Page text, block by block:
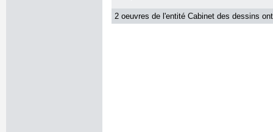
2 oeuvres de l'entité Cabinet des dessins